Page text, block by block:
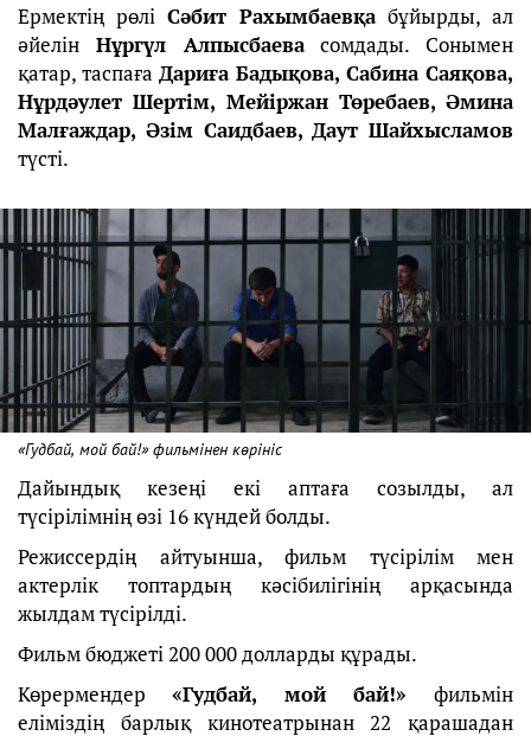
Ермектің рөлі Сәбит Рахымбаевқабұйырды, ал
әйелін Нұргүл Алпысбаевасомдады. Сонымен
қатар, таспаға Дариға Бадықова, Сабина Саяқова,
Нұрдәулет Шертім, Мейіржан Төребаев, Әмина
Малғаждар, Әзім Саидбаев, Даут Шайхысламов
түсті.
«Гудбай, мой бай!» фильмінен көрініс
Дайындық кезеңі екі аптаға созылды, ал
түсірілімнің өзі 16 күндей болды.
Режиссердің айтуынша, фильм түсірілім мен
актерлік топтардың кәсібилігінің арқасында
жылдам түсірілді.
Фильм бюджеті 200 000 долларды құрады.
Көрермендер«Гудбай, мой бай!» фильмін
еліміздің барлық кинотеатрынан 22 қарашадан